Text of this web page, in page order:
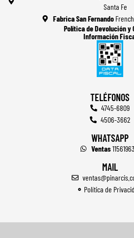
Santa Fe
Fabrica San FernandoFrench
Política de Devolución y
Información
TELÉFONOS
4745-6809
4506-3662
WHATSAPP
Ventas
MAIL
Política de